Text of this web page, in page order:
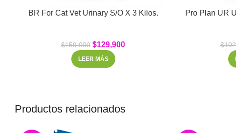
BR For Cat Vet Urinary S/O X 3 Kilos.
$159,000 $129,900
LEER MÁS
Pro Plan UR
$
Productos relacionados